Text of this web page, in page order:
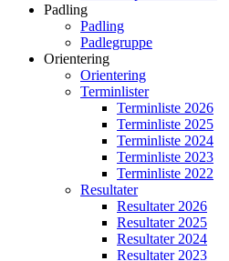
Padling
Padling
Padlegruppe
Orientering
Orientering
Terminlister
Terminliste 2026
Terminliste 2025
Terminliste 2024
Terminliste 2023
Terminliste 2022
Resultater
Resultater 2026
Resultater 2025
Resultater 2024
Resultater 2023